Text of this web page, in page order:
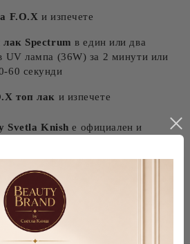
F.O.X и изпечете
лак Spectrum в един или два
UV лампа (36W) за 2 минути или
60 секунди
топ лак и изпечете
Svetla Knish е официален и
доставка в цяла България.